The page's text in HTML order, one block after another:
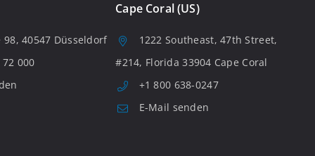
98, 40547 Düsseldorf
000
Cape Coral (US)
1222 Southeast, 47th Street,
#214, Florida 33904 Cape Coral
+1 800 638-0247
E-Mail senden